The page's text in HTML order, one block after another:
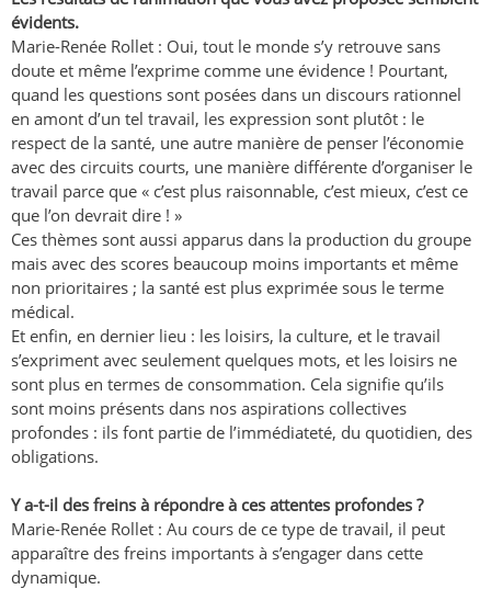
évidents.
Marie-Renée Rollet : Oui, tout le monde s’y retrouve sans
doute et même l’exprime comme une évidence ! Pourtant,
quand les questions sont posées dans un discours rationnel
en amont d’un tel travail, les expression sont plutôt : le
respect de la santé, une autre manière de penser l’économie
avec des circuits courts, une manière différente d’organiser le
travail parce que « c’est plus raisonnable, c’est mieux, c’est ce
que l’on devrait dire ! »
Ces thèmes sont aussi apparus dans la production du groupe
mais avec des scores beaucoup moins importants et même
non prioritaires ; la santé est plus exprimée sous le terme
médical.
Et enfin, en dernier lieu : les loisirs, la culture, et le travail
s’expriment avec seulement quelques mots, et les loisirs ne
sont plus en termes de consommation. Cela signifie qu’ils
sont moins présents dans nos aspirations collectives
profondes : ils font partie de l’immédiateté, du quotidien, des
obligations.
Y a-t-il des freins à répondre à ces attentes profondes ?
Marie-Renée Rollet : Au cours de ce type de travail, il peut
apparaître des freins importants à s’engager dans cette
dynamique.